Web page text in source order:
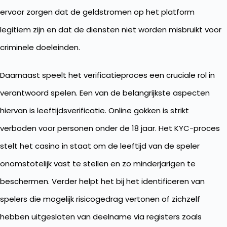
ervoor zorgen dat de geldstromen op het platform
legitiem zijn en dat de diensten niet worden misbruikt voor
criminele doeleinden.
Daarnaast speelt het verificatieproces een cruciale rol in
verantwoord spelen. Een van de belangrijkste aspecten
hiervan is leeftijdsverificatie. Online gokken is strikt
verboden voor personen onder de 18 jaar. Het KYC-proces
stelt het casino in staat om de leeftijd van de speler
onomstotelijk vast te stellen en zo minderjarigen te
beschermen. Verder helpt het bij het identificeren van
spelers die mogelijk risicogedrag vertonen of zichzelf
hebben uitgesloten van deelname via registers zoals